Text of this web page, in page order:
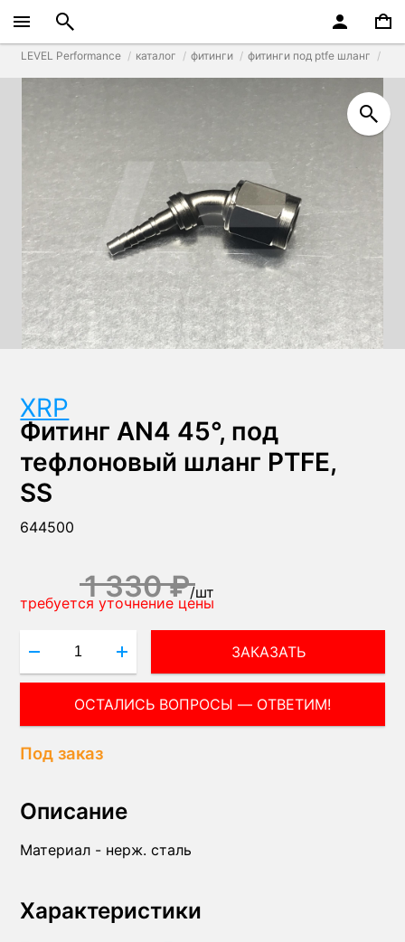
LEVEL Performance каталог фитинги фитинги под ptfe шланг
XRP
Фитинг AN4 45°, под
тефлоновый шланг PTFE,
SS
644500
1 330 ₽/шт
требуется уточнение цены
ЗАКАЗАТЬ
Под заказ
Описание
Материал - нерж. сталь
Характеристики